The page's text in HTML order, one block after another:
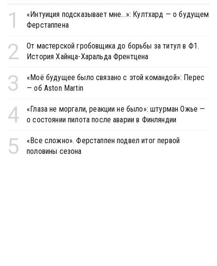
1
«Интуиция подсказывает мне...»: Култхард — о будущем
Ферстаппена
2
От мастерской гробовщика до борьбы за титул в Ф1.
История Хайнца-Харальда Френтцена
3
«Моё будущее было связано с этой командой»: Перес
— об Aston Martin
4
«Глаза не моргали, реакции не было»: штурман Ожье —
о состоянии пилота после аварии в Финляндии
5
«Все сложно». Ферстаппен подвел итог первой
половины сезона